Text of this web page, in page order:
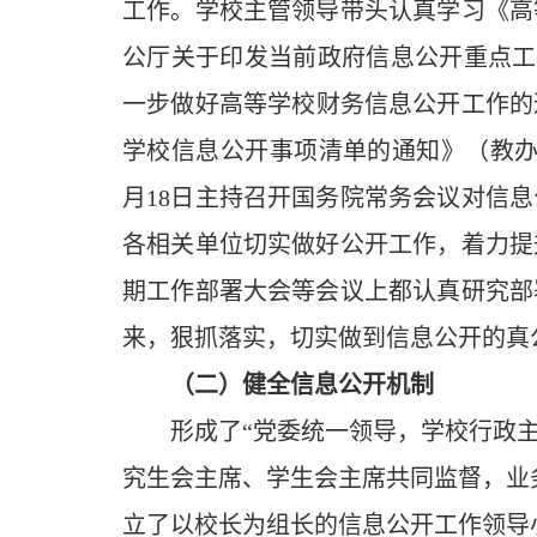
工作。学校主管领导带头认真学习《
公厅关于印发当前政府信息公开重点
一步做好高等学校财务信息公开工作
学校信息公开事项清单的通知》（教
月 18 日主持召开国务院常务会议对信
各相关单位切实做好公开工作，着力
期工作部署大会等会议上都认真研究
来，狠抓落实，切实做到信息公开的
（二）健全信息公开机制
形成了“党委统一领导，学校行政
究生会主席、学生会主席共同监督，
立了以校长为组长的信息公开工作领